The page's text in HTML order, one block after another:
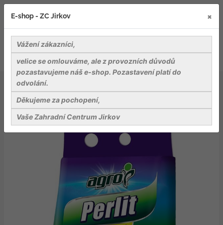
Záhradnické potřeby
Substráty
AGRO Perlit 3 L
E-shop - ZC Jirkov ×
Vážení zákazníci,
velice se omlouváme, ale z provozních důvodů
pozastavujeme náš e-shop. Pozastavení platí do
odvolání.
Děkujeme za pochopení,
Vaše Zahradní Centrum Jirkov